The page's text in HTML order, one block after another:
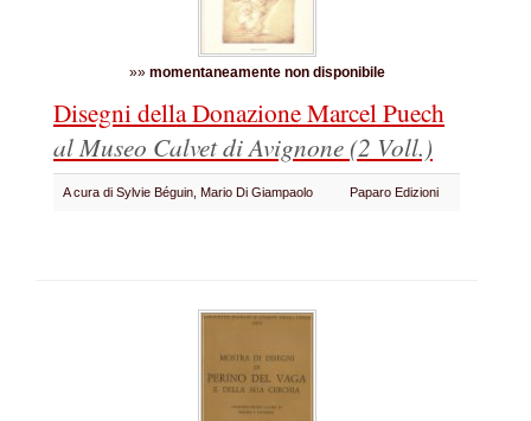
»» momentaneamente non disponibile
Disegni della Donazione Marcel Puech
al Museo Calvet di Avignone (2 Voll.)
A cura di Sylvie Béguin, Mario Di Giampaolo Paparo Edizioni